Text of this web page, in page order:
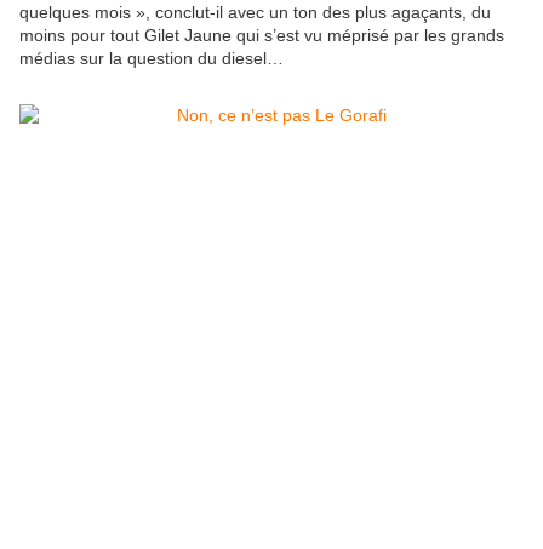
quelques mois », conclut-il avec un ton des plus agaçants, du
moins pour tout Gilet Jaune qui s’est vu méprisé par les grands
médias sur la question du diesel…